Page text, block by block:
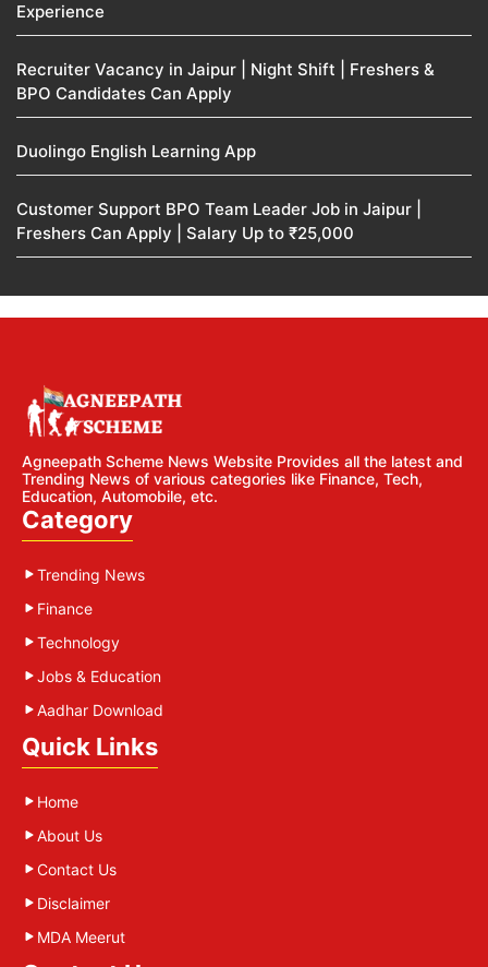
Experience
Recruiter Vacancy in Jaipur | Night Shift | Freshers &
BPO Candidates Can Apply
Duolingo English Learning App
Customer Support BPO Team Leader Job in Jaipur |
Freshers Can Apply | Salary Up to ₹25,000
Agneepath Scheme News Website Provides all the latest and
Trending News of various categories like Finance, Tech,
Education, Automobile, etc.
Category
Trending News
Finance
Technology
Jobs & Education
Aadhar Download
Quick Links
Home
About Us
Contact Us
Disclaimer
MDA Meerut